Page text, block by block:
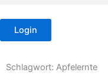
Login
Schlagwort: Apfelernte